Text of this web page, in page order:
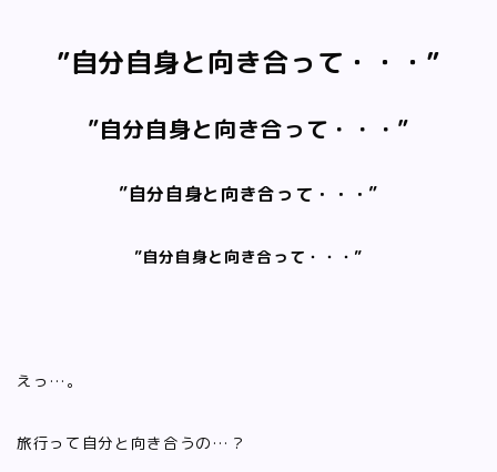
”自分自身と向き合って・・・”
”自分自身と向き合って・・・”
”自分自身と向き合って・・・”
”自分自身と向き合って・・・”
えっ…。
旅行って自分と向き合うの…？